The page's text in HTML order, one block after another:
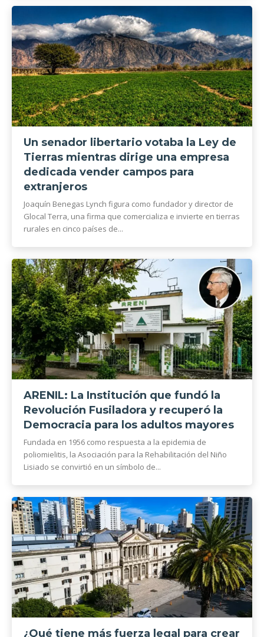
Un senador libertario votaba la Ley de
Tierras mientras dirige una empresa
dedicada vender campos para
extranjeros
Joaquín Benegas Lynch figura como fundador y director de
Glocal Terra, una firma que comercializa e invierte en tierras
rurales en cinco países de...
ARENIL: La Institución que fundó la
Revolución Fusiladora y recuperó la
Democracia para los adultos mayores
Fundada en 1956 como respuesta a la epidemia de
poliomielitis, la Asociación para la Rehabilitación del Niño
Lisiado se convirtió en un símbolo de...
¿Qué tiene más fuerza legal para crear